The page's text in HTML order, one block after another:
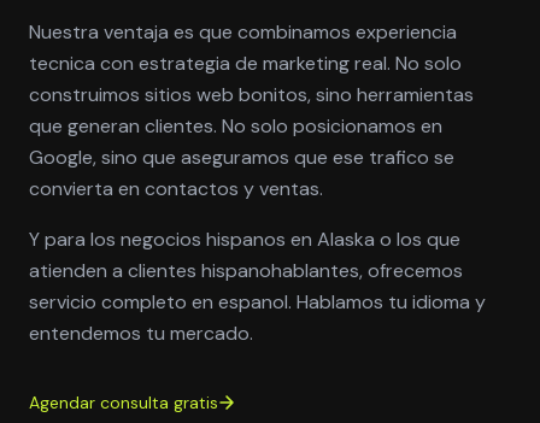
Nuestra ventaja es que combinamos experiencia
tecnica con estrategia de marketing real. No solo
construimos sitios web bonitos, sino herramientas
que generan clientes. No solo posicionamos en
Google, sino que aseguramos que ese trafico se
convierta en contactos y ventas.
Y para los negocios hispanos en Alaska o los que
atienden a clientes hispanohablantes, ofrecemos
servicio completo en espanol. Hablamos tu idioma y
entendemos tu mercado.
Agendar consulta gratis